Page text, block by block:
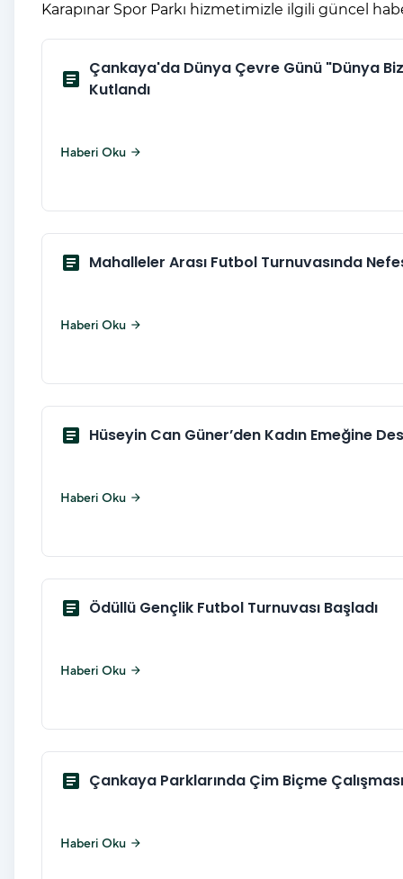
Karapınar Spor Parkı hizmetimizle ilgili güncel
article
Çankaya'da Dünya Çevre Günü "Dünya
Kutlandı
Haberi Oku arrow_forward
article Mahalleler Arası Futbol Turnuvasında
Haberi Oku arrow_forward
article Hüseyin Can Güner’den Kadın Emeğine
Haberi Oku arrow_forward
article Ödüllü Gençlik Futbol Turnuvası Başladı
Haberi Oku arrow_forward
article Çankaya Parklarında Çim Biçme Çalışması
Haberi Oku arrow_forward